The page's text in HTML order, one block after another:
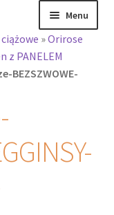
Menu
ciążowe »Orirose
z PANELEM
BEZSZWOWE-